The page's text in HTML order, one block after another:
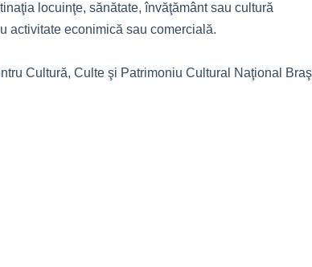
locuinţe, sănătate, învăţământ sau cultură
activitate econimică sau comercială.
Cultură, Culte şi Patrimoniu Cultural Naţional